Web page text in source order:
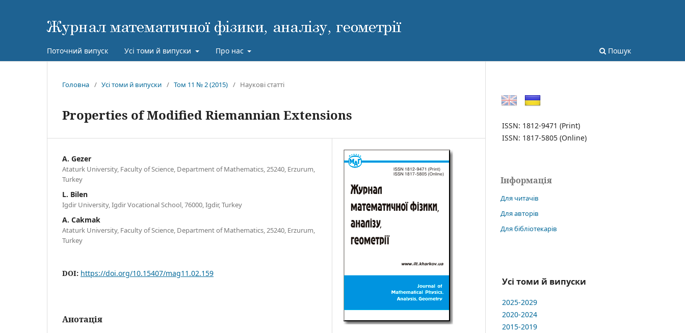
Поточний випуск Усі томи й випуски Про нас Пошук
Головна / Усі томи й випуски / Том 11 № 2 (2015) / Наукові статті
Properties of Modified Riemannian Extensions
A. Gezer
Ataturk University, Faculty of Science, Department of Mathematics, 25240, Erzurum,
Turkey
L. Bilen
Igdir University, Igdir Vocational School, 76000, Igdir, Turkey
A. Cakmak
Ataturk University, Faculty of Science, Department of Mathematics, 25240, Erzurum,
Turkey
DOI: https://doi.org/10.15407/mag11.02.159
Анотація
ISSN: 1812-9471 (Print)
ISSN: 1817-5805 (Online)
Інформація
Для читачів
Для авторів
Для бібліотекарів
Усі томи й випуски
2025-2029
2020-2024
2015-2019